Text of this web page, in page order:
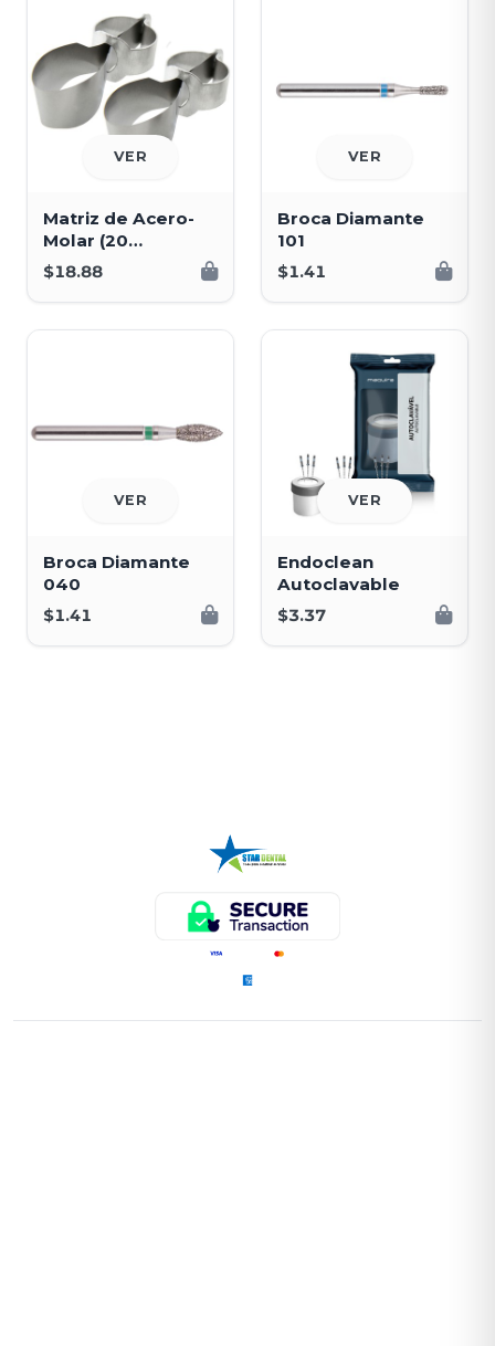
VER
Matriz de Acero-
Molar (20
Unidades)
$18.88
VER
Broca Diamante
101
$1.41
VER
Broca Diamante
040
$1.41
VER
Endoclean
Autoclavable
$3.37